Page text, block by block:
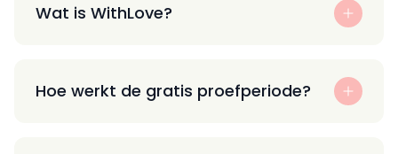
Wat is WithLove?
Hoe werkt de gratis proefperiode?